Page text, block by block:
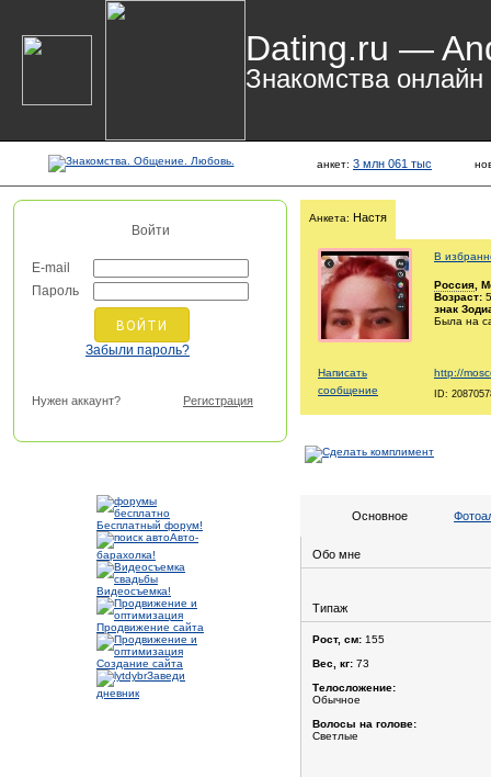
Dating.ru —
Знакомства онлайн
анкет: 3 млн 061 тыс
Войти
E-mail
Пароль
Забыли пароль?
Нужен аккаунт? Регистрация
Бесплатный форум!
Авто-
барахолка!
Видеосъемка!
Продвижение сайта
Создание сайта
Заведи
дневник
Анкета: Настя
В
Россия ,
Возраст:
знак
Была на
Написать
сообщение
http://
ID:
Основное
Обо мне
Типаж
Рост, см: 155
Вес, кг: 73
Телосложение:
Обычное
Волосы на голове:
Светлые